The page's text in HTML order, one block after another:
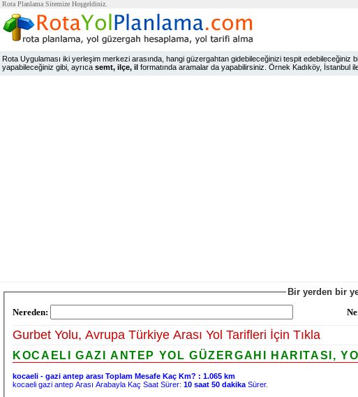
Rota Planlama Sitemize Hoşgeldiniz.
Rota Uygulaması iki yerleşim merkezi arasında, hangi güzergahtan gidebileceğinizi tespit
yapabileceğiniz gibi, ayrıca semt, ilçe, il formatında aramalar da yapabilirsiniz. Örnek Kadıköy, İstanbul
Bir yerden bir
Nereden:
Gurbet Yolu, Avrupa Türkiye Arası Yol Tarifleri İçin Tıkla
KOCAELI GAZI ANTEP YOL GÜZERGAHI HARITASI,
kocaeli - gazi antep arası Toplam Mesafe Kaç Km? :1.065 km
kocaeli gazi antep Arası Arabayla Kaç Saat Sürer:10 saat 50 dakika Sürer.